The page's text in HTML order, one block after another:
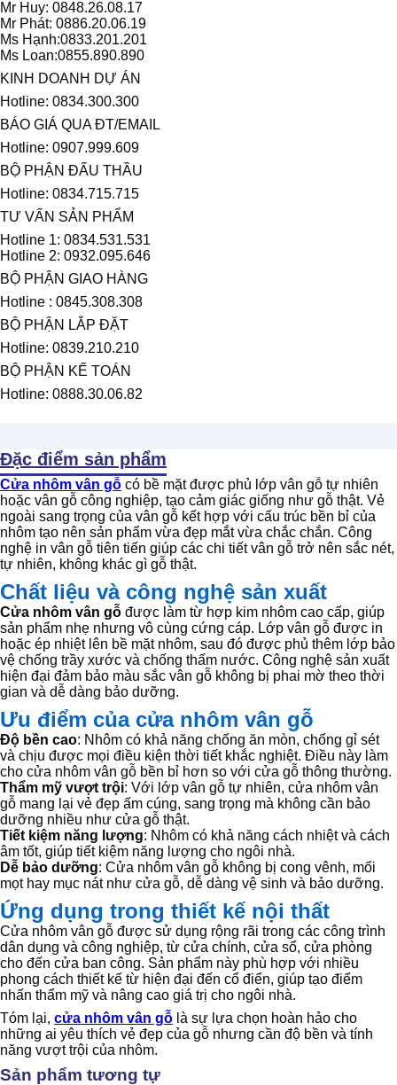
Mr Huy: 0848.26.08.17
Mr Phát: 0886.20.06.19
Ms Hạnh:0833.201.201
Ms Loan:0855.890.890
KINH DOANH DỰ ÁN
Hotline: 0834.300.300
BÁO GIÁ QUA ĐT/EMAIL
Hotline: 0907.999.609
BỘ PHẬN ĐẤU THẦU
Hotline: 0834.715.715
TƯ VẤN SẢN PHẨM
Hotline 1: 0834.531.531
Hotline 2: 0932.095.646
BỘ PHẬN GIAO HÀNG
Hotline : 0845.308.308
BỘ PHẬN LẮP ĐẶT
Hotline: 0839.210.210
BỘ PHẬN KẾ TOÁN
Hotline: 0888.30.06.82
Đặc điểm sản phẩm
Cửa nhôm vân gỗ có bề mặt được phủ lớp vân gỗ tự nhiên
hoặc vân gỗ công nghiệp, tạo cảm giác giống như gỗ thật. Vẻ
ngoài sang trọng của vân gỗ kết hợp với cấu trúc bền bỉ của
nhôm tạo nên sản phẩm vừa đẹp mắt vừa chắc chắn. Công
nghệ in vân gỗ tiên tiến giúp các chi tiết vân gỗ trở nên sắc nét,
tự nhiên, không khác gì gỗ thật.
Chất liệu và công nghệ sản xuất
Cửa nhôm vân gỗ được làm từ hợp kim nhôm cao cấp, giúp
sản phẩm nhẹ nhưng vô cùng cứng cáp. Lớp vân gỗ được in
hoặc ép nhiệt lên bề mặt nhôm, sau đó được phủ thêm lớp bảo
vệ chống trầy xước và chống thấm nước. Công nghệ sản xuất
hiện đại đảm bảo màu sắc vân gỗ không bị phai mờ theo thời
gian và dễ dàng bảo dưỡng.
Ưu điểm của cửa nhôm vân gỗ
Độ bền cao: Nhôm có khả năng chống ăn mòn, chống gỉ sét
và chịu được mọi điều kiện thời tiết khắc nghiệt. Điều này làm
cho cửa nhôm vân gỗ bền bỉ hơn so với cửa gỗ thông thường.
Thẩm mỹ vượt trội: Với lớp vân gỗ tự nhiên, cửa nhôm vân
gỗ mang lại vẻ đẹp ấm cúng, sang trọng mà không cần bảo
dưỡng nhiều như cửa gỗ thật.
Tiết kiệm năng lượng: Nhôm có khả năng cách nhiệt và cách
âm tốt, giúp tiết kiệm năng lượng cho ngôi nhà.
Dễ bảo dưỡng: Cửa nhôm vân gỗ không bị cong vênh, mối
mọt hay mục nát như cửa gỗ, dễ dàng vệ sinh và bảo dưỡng.
Ứng dụng trong thiết kế nội thất
Cửa nhôm vân gỗ được sử dụng rộng rãi trong các công trình
dân dụng và công nghiệp, từ cửa chính, cửa sổ, cửa phòng
cho đến cửa ban công. Sản phẩm này phù hợp với nhiều
phong cách thiết kế từ hiện đại đến cổ điển, giúp tạo điểm
nhấn thẩm mỹ và nâng cao giá trị cho ngôi nhà.
Tóm lại, cửa nhôm vân gỗ là sự lựa chọn hoàn hảo cho
những ai yêu thích vẻ đẹp của gỗ nhưng cần độ bền và tính
năng vượt trội của nhôm.
Sản phẩm tương tự